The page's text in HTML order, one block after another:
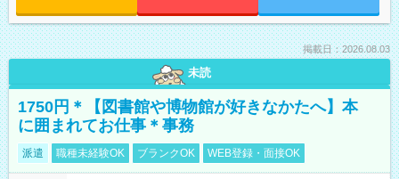
掲載日：2026.08.03
未読
1750円＊【図書館や博物館が好きなかたへ】本
に囲まれてお仕事＊事務
派遣 職種未経験OK ブランクOK WEB登録・面接OK